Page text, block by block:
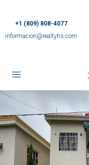
+1 (809) 808-4077
informacion@realtyhs.com